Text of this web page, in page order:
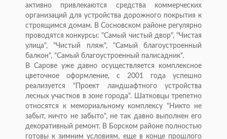
активно привлекаются средства коммерческих
организаций для устройства дорожного покрытия к
строящимся домам. В Сосновском районе регулярно
проводятся конкурсы: "Самый чистый двор", "Чистая
улица", "Чистый пляж", "Самый благоустроенный
балкон", "Самый благоустроенный палисадник".
В Сарове уже давно осуществляется комплексное
цветочное оформление, с 2001 года успешно
реализуется "Проект ландшафтного устройства
лесных участков в зоне города". Шатковцы трепетно
относятся к мемориальному комплексу "Никто не
забыт, ничто не забыто", не так давно выполнен его
декоративный ремонт. В Борском районе полностью
готовы к зимним условиям, еще в конце прошлого